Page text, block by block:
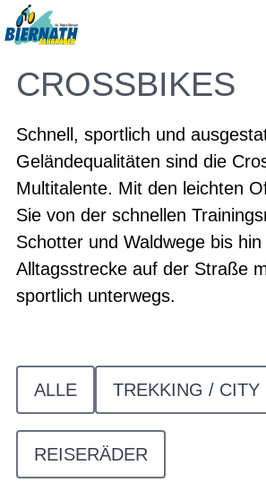
CROSSBIKES
Schnell, sportlich und
Geländequalitäten sind die
Multitalente. Mit den leichten
Sie von der schnellen
Schotter und Waldwege bis
Alltagsstrecke auf der Straße
sportlich unterwegs.
ALLE TREKKING / CITY
REISERÄDER